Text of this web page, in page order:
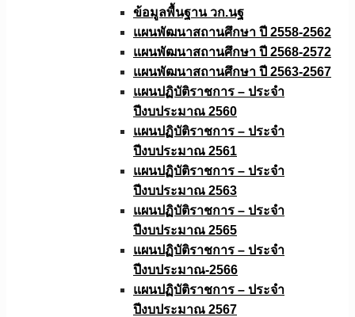
ข้อมูลพื้นฐาน วก.นฐ
แผนพัฒนาสถานศึกษา ปี 2558-2562
แผนพัฒนาสถานศึกษา ปี 2568-2572
แผนพัฒนาสถานศึกษา ปี 2563-2567
แผนปฏิบัติราชการ – ประจำ
ปีงบประมาณ 2560
แผนปฏิบัติราชการ – ประจำ
ปีงบประมาณ 2561
แผนปฏิบัติราชการ – ประจำ
ปีงบประมาณ 2563
แผนปฏิบัติราชการ – ประจำ
ปีงบประมาณ 2565
แผนปฏิบัติราชการ – ประจำ
ปีงบประมาณ-2566
แผนปฏิบัติราชการ – ประจำ
ปีงบประมาณ 2567